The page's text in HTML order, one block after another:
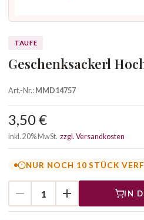
TAUFE
Geschenksackerl
Art.-Nr.:MMD14757
3,50 €
inkl. 20% MwSt. zzgl. Versandkosten
NUR NOCH 10 STÜCK
IN